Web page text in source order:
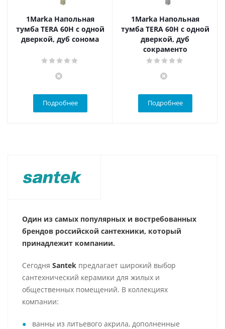
1Marka Напольная
тумба TERA 60Н с одной
дверкой, дуб сонома
Подробнее
1Marka Напольная
тумба TERA 60Н с одной
дверкой, дуб
сокраменто
Подробнее
Один из самых популярных и востребованных
брендов российской сантехники, который
принадлежит компании.
Сегодня Santek предлагает широкий выбор
сантехнический керамики для жилых и
общественных помещений. В коллекциях
компании:
ванны из литьевого акрила, дополненные